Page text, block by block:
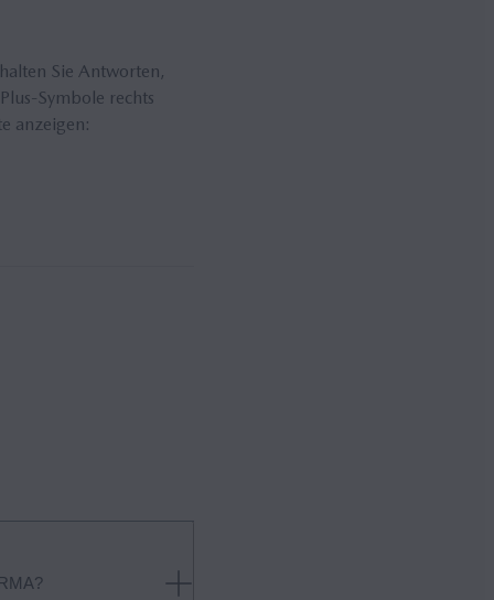
Sie Antworten,
Symbole rechts
anzeigen: